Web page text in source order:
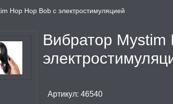
Hop Hop Bob с электростимуляцией
Вибратор Mystim
Артикул: 46540